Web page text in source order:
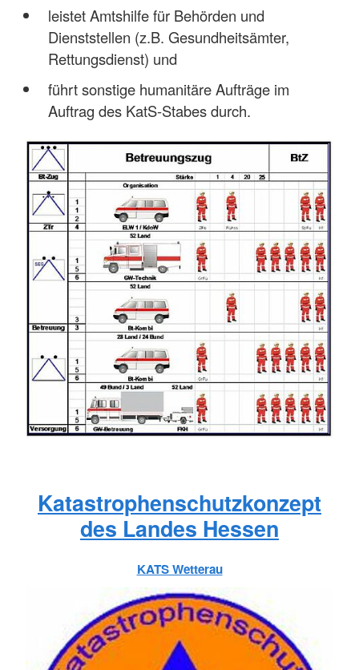
leistet Amtshilfe für Behörden und
Dienststellen (z.B. Gesundheitsämter,
Rettungsdienst) und
führt sonstige humanitäre Aufträge im
Auftrag des KatS-Stabes durch.
Katastrophenschutzkonzept
des Landes Hessen
KATS Wetterau